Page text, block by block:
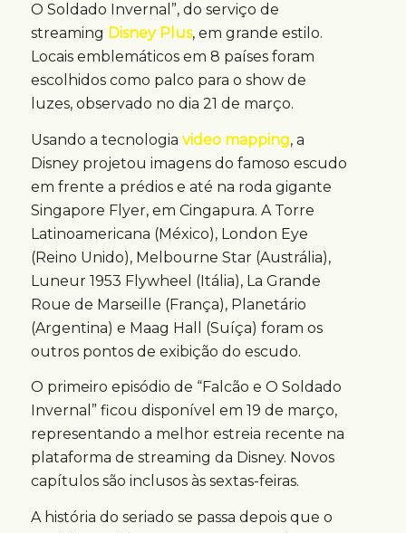
O Soldado Invernal”, do serviço de
streaming Disney Plus, em grande estilo.
Locais emblemáticos em 8 países foram
escolhidos como palco para o show de
luzes, observado no dia 21 de março.
Usando a tecnologia video mapping, a
Disney projetou imagens do famoso escudo
em frente a prédios e até na roda gigante
Singapore Flyer, em Cingapura. A Torre
Latinoamericana (México), London Eye
(Reino Unido), Melbourne Star (Austrália),
Luneur 1953 Flywheel (Itália), La Grande
Roue de Marseille (França), Planetário
(Argentina) e Maag Hall (Suíça) foram os
outros pontos de exibição do escudo.
O primeiro episódio de “Falcão e O Soldado
Invernal” ficou disponível em 19 de março,
representando a melhor estreia recente na
plataforma de streaming da Disney. Novos
capítulos são inclusos às sextas-feiras.
A história do seriado se passa depois que o